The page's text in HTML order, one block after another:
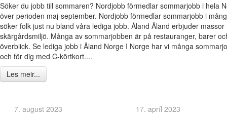
Söker du jobb till sommaren? Nordjobb förmedlar sommarjobb i hela
över perioden maj-september. Nordjobb förmedlar sommarjobb i
söker folk just nu bland våra lediga jobb. Åland Åland erbjuder
skärgårdsmiljö. Många av sommarjobben är på restauranger, barer
överblick. Se lediga jobb i Åland Norge I Norge har vi många
och för dig med C-körtkort....
Les meir...
7. august 2023 17. apríl 2023